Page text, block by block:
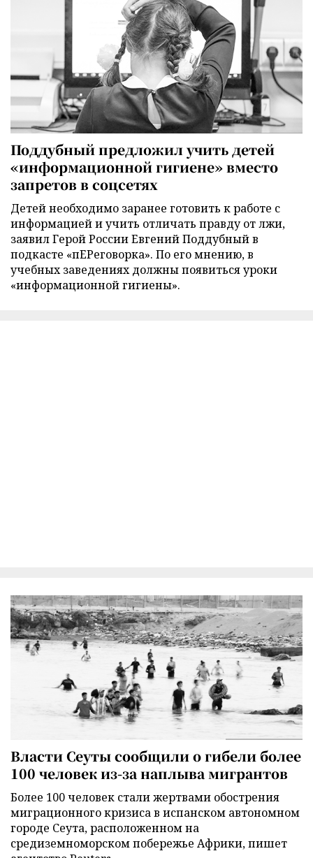
Поддубный предложил учить детей
«информационной гигиене» вместо
запретов в соцсетях
Детей необходимо заранее готовить к работе с
информацией и учить отличать правду от лжи,
заявил Герой России Евгений Поддубный в
подкасте «пЕРеговорка». По его мнению, в
учебных заведениях должны появиться уроки
«информационной гигиены».
Власти Сеуты сообщили о гибели более
100 человек из-за наплыва мигрантов
Более 100 человек стали жертвами обострения
миграционного кризиса в испанском автономном
городе Сеута, расположенном на
средиземноморском побережье Африки, пишет